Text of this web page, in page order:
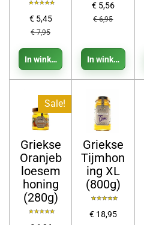
€ 5,45
€ 7,95
In winkelwagen
€ 5,56
€ 6,95
In winkelwagen
Sale!
Griekse
Oranjeb
loesem
honing
(280g)
Griekse
Tijmhon
ing XL
(800g)
€ 18,95